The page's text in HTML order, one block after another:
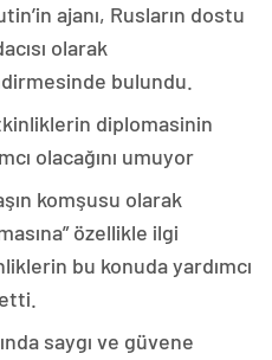
ajanı, Rusların dostu
olarak
bulundu.
diplomasinin
olacağını umuyor
komşusu olarak
özellikle ilgi
bu konuda yardımcı
saygı ve güvene